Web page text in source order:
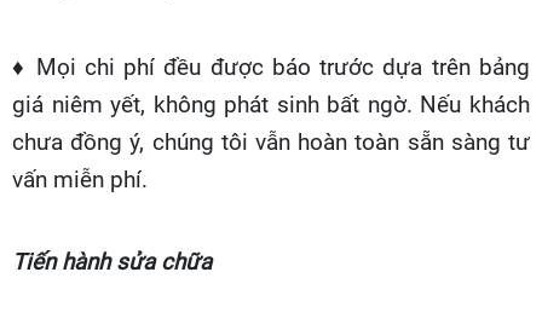
♦ Mọi chi phí đều được báo trước dựa trên bảng
giá niêm yết, không phát sinh bất ngờ. Nếu khách
chưa đồng ý, chúng tôi vẫn hoàn toàn sẵn sàng tư
vấn miễn phí.
Tiến hành sửa chữa